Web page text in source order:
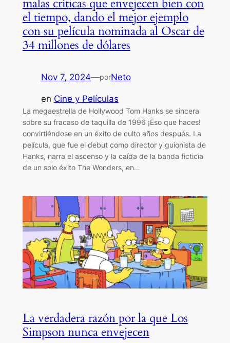
el tiempo, dando el mejor ejemplo
con su película nominada al Oscar de
34 millones de dólares
Nov 7, 2024—porNeto
en Cine y Películas
La megaestrella de Hollywood Tom Hanks se sincera
sobre su fracaso de taquilla de 1996 ¡Eso que haces!
convirtiéndose en un éxito de culto años después. La
película, que fue el debut como director y guionista de
Hanks, narra el ascenso y la caída de la banda ficticia
de un solo éxito The Wonders, en…
La verdadera razón por la que Los
Simpson nunca envejecen